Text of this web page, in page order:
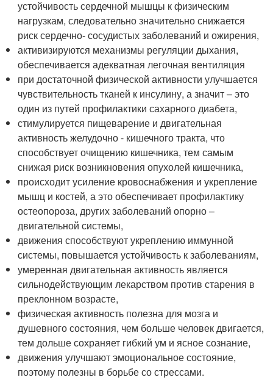
устойчивость сердечной мышцы к физическим
нагрузкам, следовательно значительно снижается
риск сердечно- сосудистых заболеваний и ожирения,
активизируются механизмы регуляции дыхания,
обеспечивается адекватная легочная вентиляция
при достаточной физической активности улучшается
чувствительность тканей к инсулину, а значит – это
один из путей профилактики сахарного диабета,
стимулируется пищеварение и двигательная
активность желудочно - кишечного тракта, что
способствует очищению кишечника, тем самым
снижая риск возникновения опухолей кишечника,
происходит усиление кровоснабжения и укрепление
мышц и костей, а это обеспечивает профилактику
остеопороза, других заболеваний опорно –
двигательной системы,
движения способствуют укреплению иммунной
системы, повышается устойчивость к заболеваниям,
умеренная двигательная активность является
сильнодействующим лекарством против старения в
преклонном возрасте,
физическая активность полезна для мозга и
душевного состояния, чем больше человек двигается,
тем дольше сохраняет гибкий ум и ясное сознание,
движения улучшают эмоциональное состояние,
поэтому полезны в борьбе со стрессами.